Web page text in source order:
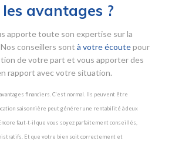
avantages ?
apporte toute son expertise sur la
Nos conseillers sont à votre écoutepour
de votre part et vous apporter des
rapport avec votre situation.
financiers. C’est normal. Ils peuvent être
saisonnière peut générer une rentabilité à deux
faut-t-il que vous soyez parfaitement conseillés,
Et que votre bien soit correctement et